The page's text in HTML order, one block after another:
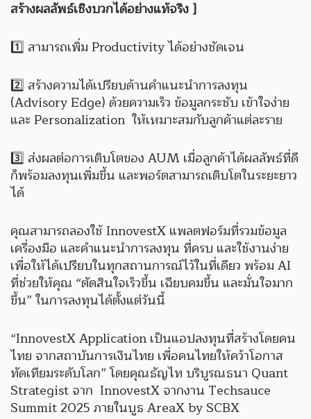
สร้างผลลัพธ์เชิงบวกได้อย่างแท้จริง ]
1️⃣ สามารถเพิ่ม Productivity ได้อย่างชัดเจน
2️⃣ สร้างความได้เปรียบด้านคำแนะนำการลงทุน
(Advisory Edge) ด้วยความเร็ว ข้อมูลกระชับ เข้าใจง่าย
และ Personalization ให้เหมาะสมกับลูกค้าแต่ละราย
3️⃣ ส่งผลต่อการเติบโตของ AUM เมื่อลูกค้าได้ผลลัพธ์ที่ดี
ก็พร้อมลงทุนเพิ่มขึ้น และพอร์ตสามารถเติบโตในระยะยาว
ได้
คุณสามารถลองใช้ InnovestX แพลตฟอร์มที่รวมข้อมูล
เครื่องมือ และคำแนะนำการลงทุน ที่ครบ และใช้งานง่าย
เพื่อให้ได้เปรียบในทุกสถานการณ์ไว้ในที่เดียว พร้อม AI
ที่ช่วยให้คุณ “ตัดสินใจเร็วขึ้น เฉียบคมขึ้น และมั่นใจมาก
ขึ้น” ในการลงทุนได้ตั้งแต่วันนี้
“InnovestX Application เป็นแอปลงทุนที่สร้างโดยคน
ไทย จากสถาบันการเงินไทย เพื่อคนไทยให้คว้าโอกาส
ทัดเทียมระดับโลก” โดยคุณธัญไท บริบูรณธนา Quant
Strategist จาก InnovestX จากงาน Techsauce
Summit 2025 ภายในบูธ AreaX by SCBX